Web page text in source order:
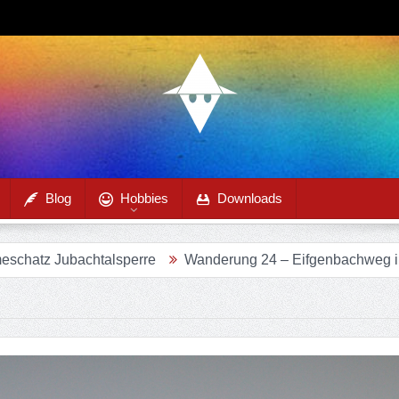
Blog Hobbies Downloads
24 – Eifgenbachweg im Eifgenbachtal